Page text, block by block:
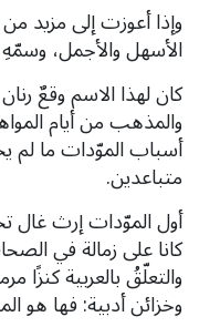
وإذا أعوزت إلى مزيد من
الأسهل والأجمل، وسمّهِ
كان لهذا الاسم وقعٌ
والمذهب من أيام
أسباب الموّدات ما لم
متباعدين.
أول الموّدات إرث غال
كانا على زمالة في
والتعلّقُ بالعربية كنزًا
وخزائن أدبية: فها هو